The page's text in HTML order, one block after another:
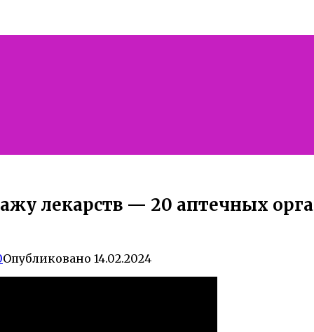
лекарств — 20 аптечных
Опубликовано 14.02.2024